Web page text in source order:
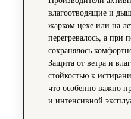
влагоотводящие и
жарком цехе или на
перегревалось, а при
сохранялось
Защита от ветра и
стойкостью к
что особенно важно
и интенсивной